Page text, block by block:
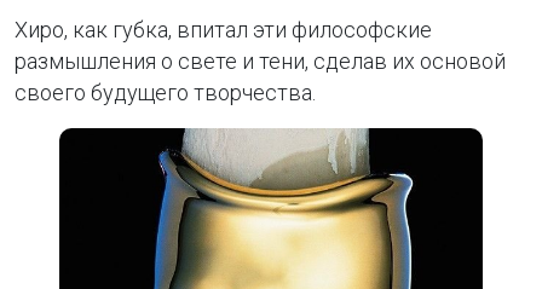
Хиро, как губка, впитал эти философские
размышления о свете и тени, сделав их основой
своего будущего творчества.